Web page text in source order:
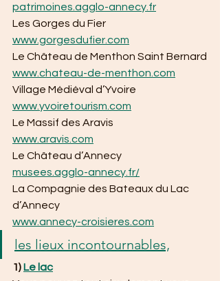
patrimoines.agglo-annecy.fr
Les Gorges du Fier
www.gorgesdufier.com
Le Château de Menthon Saint Bernard
www.chateau-de-menthon.com
Village Médiéval d’Yvoire
www.yvoiretourism.com
Le Massif des Aravis
www.aravis.com
Le Château d’Annecy
musees.agglo-annecy.fr/
La Compagnie des Bateaux du Lac
d’Annecy
www.annecy-croisieres.com
les lieux incontournables,
1) Le lac